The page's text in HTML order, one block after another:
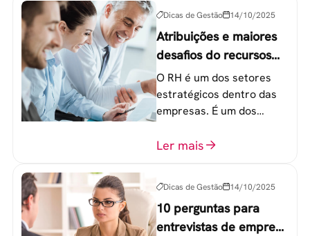
Dicas de Gestão 14/10/2025
Atribuições e maiores
desafios do recursos
humanos em uma
empresa
O RH é um dos setores
estratégicos dentro das
empresas. É um dos
o atingimento das metas
Ler mais
Dicas de Gestão 14/10/2025
10 perguntas para
entrevistas de emprego